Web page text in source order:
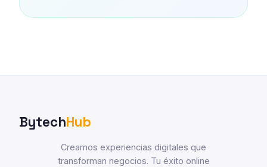
BytechHub
Creamos experiencias digitales que
transforman negocios. Tu éxito online